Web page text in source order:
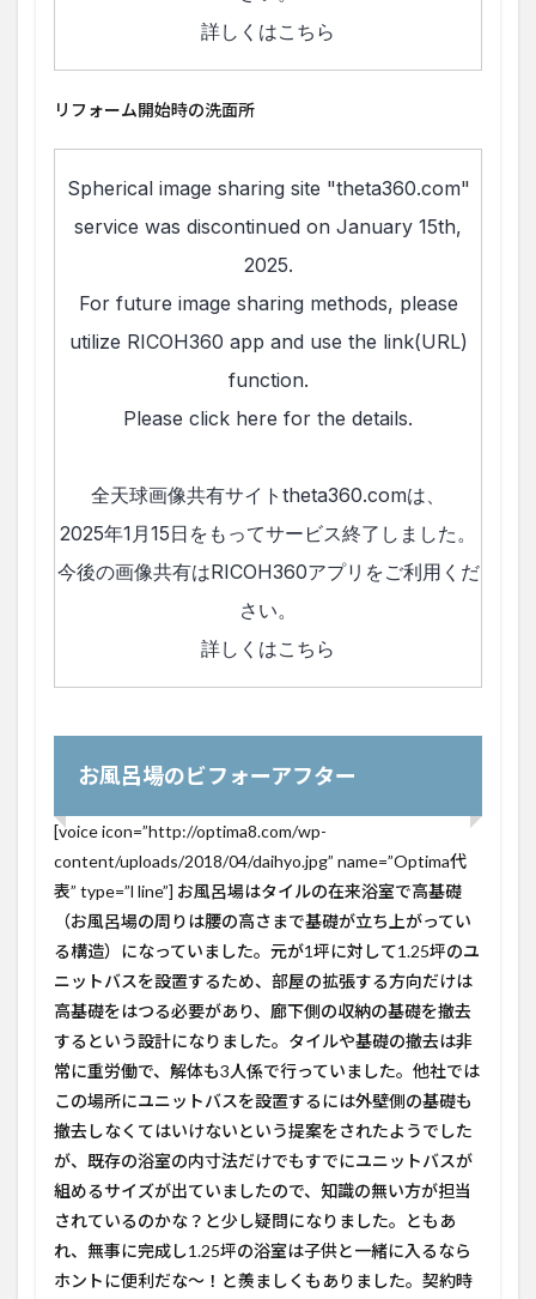
リフォーム開始時の洗面所
お風呂場のビフォーアフター
[voice icon=”http://optima8.com/wp-
content/uploads/2018/04/daihyo.jpg” name=”Optima代
表” type=”l line”] お風呂場はタイルの在来浴室で高基礎
（お風呂場の周りは腰の高さまで基礎が立ち上がってい
る構造）になっていました。元が1坪に対して1.25坪のユ
ニットバスを設置するため、部屋の拡張する方向だけは
高基礎をはつる必要があり、廊下側の収納の基礎を撤去
するという設計になりました。タイルや基礎の撤去は非
常に重労働で、解体も3人係で行っていました。他社では
この場所にユニットバスを設置するには外壁側の基礎も
撤去しなくてはいけないという提案をされたようでした
が、既存の浴室の内寸法だけでもすでにユニットバスが
組めるサイズが出ていましたので、知識の無い方が担当
されているのかな？と少し疑問になりました。ともあ
れ、無事に完成し1.25坪の浴室は子供と一緒に入るなら
ホントに便利だな～！と羨ましくもありました。契約時